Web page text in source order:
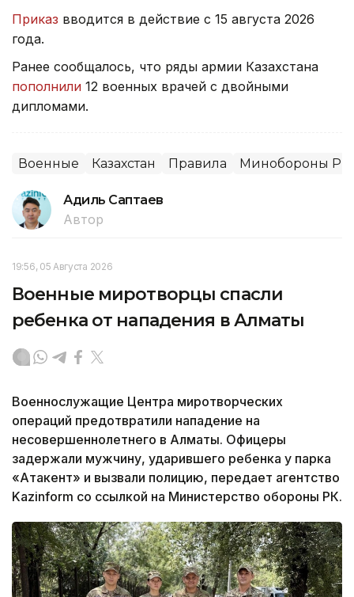
Приказ вводится в действие с 15 августа 2026
года.
Ранее сообщалось, что ряды армии Казахстана
пополнили 12 военных врачей с двойными
дипломами.
Военные Казахстан Правила Минобороны РК
Адиль Саптаев
Автор
19:56, 05 Августа 2026
Военные миротворцы спасли
ребенка от нападения в Алматы
Военнослужащие Центра миротворческих
операций предотвратили нападение на
несовершеннолетнего в Алматы. Офицеры
задержали мужчину, ударившего ребенка у парка
«Атакент» и вызвали полицию, передает агентство
Kazinform со ссылкой на Министерство обороны РК.